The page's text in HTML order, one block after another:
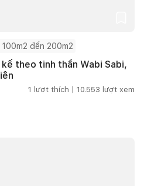
100m2 đến 200m2
theo tinh thần Wabi Sabi,
1 lượt thích | 10.553 lượt xem